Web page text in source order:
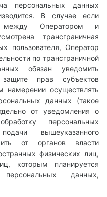
персональных данных
В случае если
между Оператором и
трансграничная
пользователя, Оператор
по трансграничной
обязан уведомить
прав субъектов
намерении осуществлять
данных (такое
от уведомления о
персональных
вышеуказанного
от органов власти
физических лиц,
которым планируется
персональных данных,